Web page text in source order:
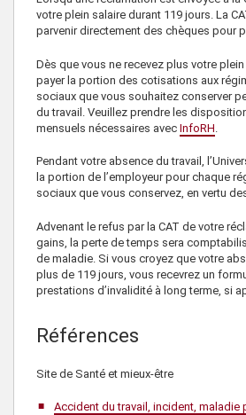
votre plein salaire durant 119 jours. La
parvenir directement des chèques pour
Dès que vous ne recevez plus votre
payer la portion des cotisations aux
sociaux que vous souhaitez conserver
du travail. Veuillez prendre les
mensuels nécessaires avec InfoRH
Pendant votre absence du travail,
la portion de l’employeur pour chaque
sociaux que vous conservez, en vertu
Advenant le refus par la CAT de votre
gains, la perte de temps sera
de maladie. Si vous croyez que votre
plus de 119 jours, vous recevrez un
prestations d’invalidité à long terme, si
Références
Site de Santé et mieux-être
Accident du travail, incident, maladie